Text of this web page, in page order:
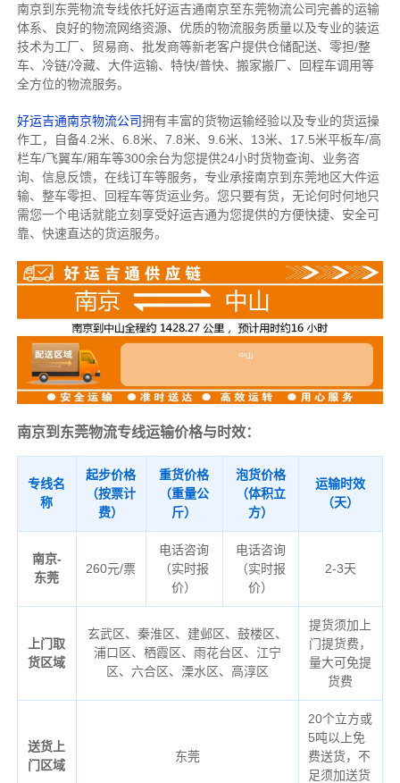
南京到东莞物流专线依托好运吉通南京至东莞物流公司完善的运输
体系、良好的物流网络资源、优质的物流服务质量以及专业的装运
技术为工厂、贸易商、批发商等新老客户提供仓储配送、零担/整
车、冷链/冷藏、大件运输、特快/普快、搬家搬厂、回程车调用等
全方位的物流服务。
好运吉通南京物流公司拥有丰富的货物运输经验以及专业的货运操
作工，自备4.2米、6.8米、7.8米、9.6米、13米、17.5米平板车/高
栏车/飞翼车/厢车等300余台为您提供24小时货物查询、业务咨
询、信息反馈，在线订车等服务， 专业承接南京到东莞地区大件运
输、整车零担、回程车等货运业务。 您只要有货，无论何时何地只
需您一个电话就能立刻享受好运吉通为您提供的方便快捷、安全可
靠、快速直达的货运服务。
南京到东莞物流专线运输价格与时效：
专线名
称
起步价格
（按票计
费）
重货价格
（重量公
斤）
泡货价格
（体积立
方）
运输时效
（天）
南京-
东莞
260元/票
电话咨询
（实时报
价）
电话咨询
（实时报
价）
2-3天
上门取
货区域
玄武区、秦淮区、建邺区、鼓楼区、
浦口区、栖霞区、雨花台区、江宁
区、六合区、溧水区、高淳区
提货须加上
门提货费，
量大可免提
货费
送货上
门区域
东莞
20个立方或
5吨以上免
费送货，不
足须加送货